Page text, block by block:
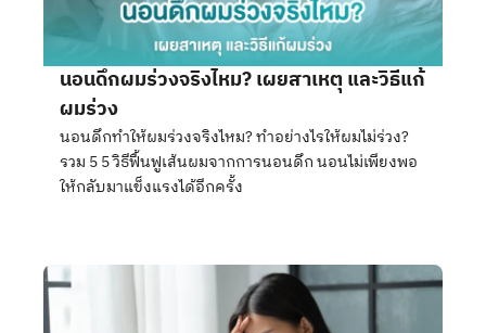
นอนดึกผมร่วงจริงไหม? เผยสาเหตุ และวิธีแก้
ผมร่วง
นอนดึกทำให้ผมร่วงจริงไหม? ทำอย่างไรให้ผมไม่ร่วง?
รวม 5 5 วิธีฟื้นฟูเส้นผมจากการนอนดึก นอนไม่เพียงพอ
ให้กลับมาแข็งแรงได้อีกครั้ง